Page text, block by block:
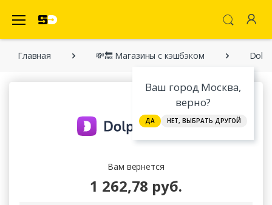
Ваш город Москва,
верно?
ДА НЕТ, ВЫБРАТЬ ДРУГОЙ
Главная 💸🔙 Магазины с кэшбэком
Вам вернется
1 262,78 руб.